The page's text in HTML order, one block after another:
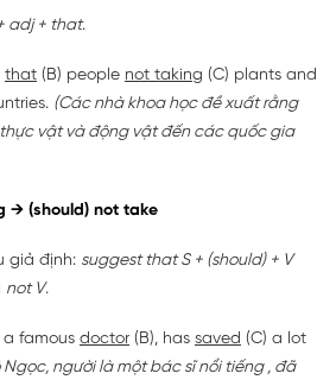
adj + that.
that (B) people not taking (C) plants and
(Các nhà khoa học đề xuất rằng
vật và động vật đến các quốc gia
→ (should) not take
giả định: suggest that S + (should) + V
not V.
a famous doctor (B), has saved (C) a lot
Ngọc, người là một bác sĩ nổi tiếng , đã